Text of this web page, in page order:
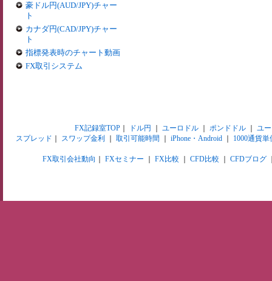
豪ドル円(AUD/JPY)チャー
ト
カナダ円(CAD/JPY)チャー
ト
指標発表時のチャート動画
FX取引システム
FX記録室TOP｜ ドル円 ユーロドル｜ ポンドドル｜ ユ
スプレッド
スワップ金利 取引可能時間 iPhone・Android 1000通貨単
FX取引会社動向 FXセミナー FX比較 CFD比較 CFDブログ